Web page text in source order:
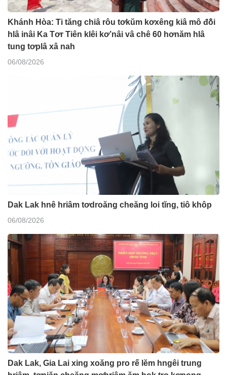
Khánh Hòa: Ti tăng chiâ rôu tơkŭm kơxêng kiâ mô đô̆i
hlâ inâi Ka Tơr Tiên klêi kơ’nâi vâ chê 60 hơnăm hlâ
tung tơplâ xâ nah
06/08/2026
Dak Lak hnê hriâm tơdroăng cheăng loi tĭng, tiô khôp
06/08/2026
Dak Lak, Gia Lai xing xoăng pro rế lĕm hngêi trung